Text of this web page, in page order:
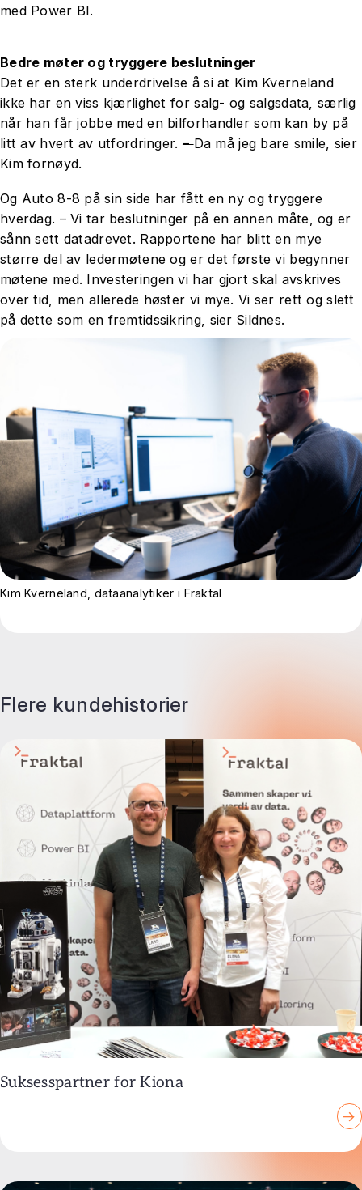
med Power BI.
Kim Kverneland, dataanalytiker i Fraktal
Bedre møter og tryggere beslutninger
Det er en sterk underdrivelse å si at Kim Kverneland
ikke har en viss kjærlighet for salg- og salgsdata, særlig
når han får jobbe med en bilforhandler som kan by på
litt av hvert av utfordringer. –Da må jeg bare smile, sier
Kim fornøyd.
Og Auto 8-8 på sin side har fått en ny og tryggere
hverdag. – Vi tar beslutninger på en annen måte, og er
sånn sett datadrevet. Rapportene har blitt en mye
større del av ledermøtene og er det første vi begynner
møtene med. Investeringen vi har gjort skal avskrives
over tid, men allerede høster vi mye. Vi ser rett og slett
på dette som en fremtidssikring, sier Sildnes.
Flere kundehistorier
Suksesspartner for Kiona
→